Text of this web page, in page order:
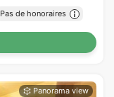
Pas de honoraires